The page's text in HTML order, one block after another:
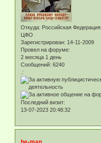
Откуда: Российская Федерация,
ЦФО
Зарегистрирован: 14-11-2009
Провел на форуме:
2 месяца 1 день
Сообщений: 6240
.:
Последний визит:
13-07-2023 20:48:32